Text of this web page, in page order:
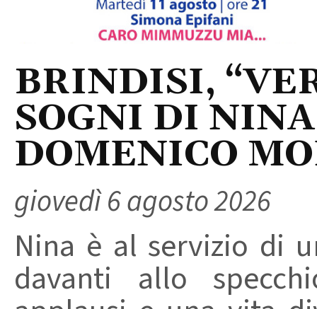
BRINDISI,
SOGNI DI
DOMENICO
giovedì 6 agosto 2026
Nina è al servizio di
davanti allo